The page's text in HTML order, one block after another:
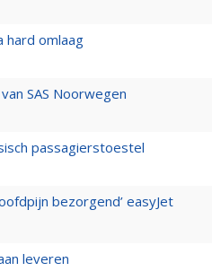
hard omlaag
SAS Noorwegen
passagierstoestel
bezorgend’ easyJet
leveren